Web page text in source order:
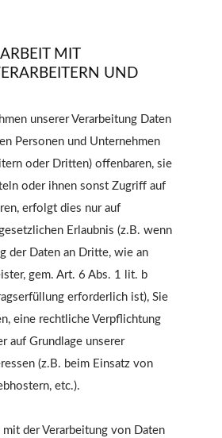
MIT
UND
unserer Verarbeitung Daten
Personen und Unternehmen
oder Dritten) offenbaren, sie
oder ihnen sonst Zugriff auf
erfolgt dies nur auf
Erlaubnis (z.B. wenn
der Daten an Dritte, wie an
gem. Art. 6 Abs. 1 lit. b
erforderlich ist), Sie
eine rechtliche Verpflichtung
auf Grundlage unserer
(z.B. beim Einsatz von
etc.).
der Verarbeitung von Daten